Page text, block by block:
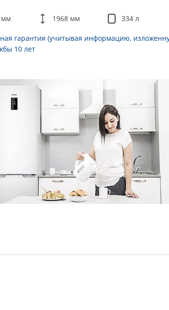
мм 1968 мм 334 л
гарантия (учитывая информацию,
10 лет